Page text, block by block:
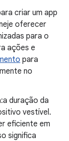
criar um app
oferecer
para o
ações e
para
no
:a duração da
vestível.
eficiente em
significa